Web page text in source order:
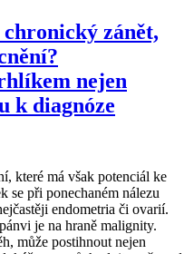
chronický zánět,
nejen
k diagnóze
které má však potenciál ke
se při ponechaném nálezu
endometria či ovarií.
je na hraně malignity.
může postihnout nejen